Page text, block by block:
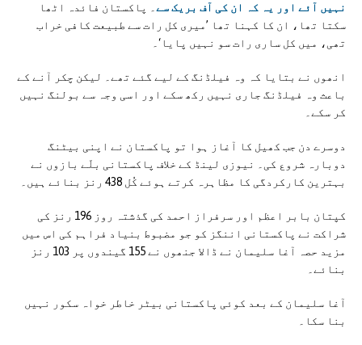
نہیں آئے اور یہ کہ ان کی آف بریک سے ۔ پاکستان فائدہ اٹھا
سکتا تھا، ان کا کہنا تھا ’میری کل رات سے طبیعت کافی خراب
تھی، میں کل ساری رات سو نہیں پایا‘۔
انھوں نے بتایا کہ وہ فیلڈنگ کے لیے گئے تھے۔ لیکن چکر آنے کے
باعث وہ فیلڈنگ جاری نہیں رکھ سکے اور اسی وجہ سے بولنگ نہیں
کر سکے۔
دوسرے دن جب کھیل کا آغاز ہوا تو پاکستان نے اپنی بیٹنگ
دوبارہ شروع کی۔ نیوزی لینڈ کے خلاف پاکستانی بلّے بازوں نے
بہترین کارکردگی کا مظاہرہ کرتے ہوئے کُل 438 رنز بنائے ہیں۔
کپتان بابر اعظم اور سرفراز احمد کی گذشتہ روز 196 رنز کی
شراکت نے پاکستانی اننگز کو جو مضبوط بنیاد فراہم کی اس میں
مزید حصہ آغا سلیمان نے ڈالا جنھوں نے 155 گیندوں پر 103 رنز
بنائے۔
آغا سلیمان کے بعد کوئی پاکستانی بیٹر خاطر خواہ سکور نہیں
بنا سکا۔